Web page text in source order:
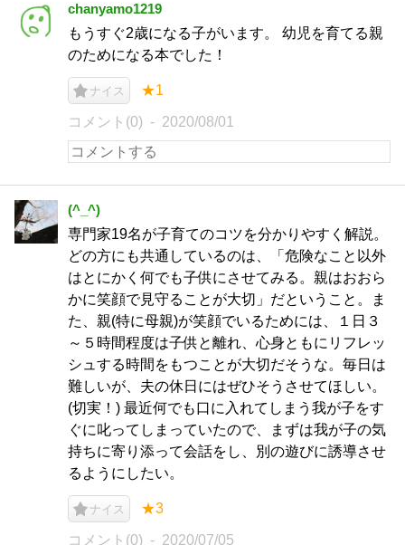
chanyamo1219
もうすぐ2歳になる子がいます。 幼児を育てる親
のためになる本でした！
ナイス ★1
コメント(0) 2020/08/01
(^_^)
専門家19名が子育てのコツを分かりやすく解説。
どの方にも共通しているのは、「危険なこと以外
はとにかく何でも子供にさせてみる。親はおおら
かに笑顔で見守ることが大切」だということ。ま
た、親(特に母親)が笑顔でいるためには、１日３
～５時間程度は子供と離れ、心身ともにリフレッ
シュする時間をもつことが大切だそうな。毎日は
難しいが、夫の休日にはぜひそうさせてほしい。
(切実！) 最近何でも口に入れてしまう我が子をす
ぐに叱ってしまっていたので、まずは我が子の気
持ちに寄り添って会話をし、別の遊びに誘導させ
るようにしたい。
ナイス ★3
コメント(0) 2020/07/05